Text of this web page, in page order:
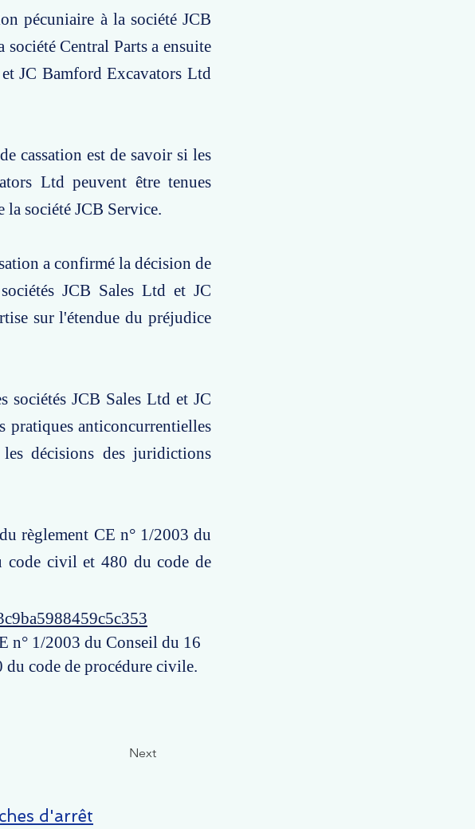
pécuniaire à la société JCB
Central Parts a ensuite
JC Bamford Excavators Ltd
cassation est de savoir si les
Ltd peuvent être tenues
la société JCB Service.
a confirmé la décision de
JCB Sales Ltd et JC
sur l'étendue du préjudice
sociétés JCB Sales Ltd et JC
pratiques anticoncurrentielles
décisions des juridictions
règlement CE n° 1/2003 du
code civil et 480 du code de
n° 1/2003 du Conseil du 16
code de procédure civile.
Next
d'arrêt